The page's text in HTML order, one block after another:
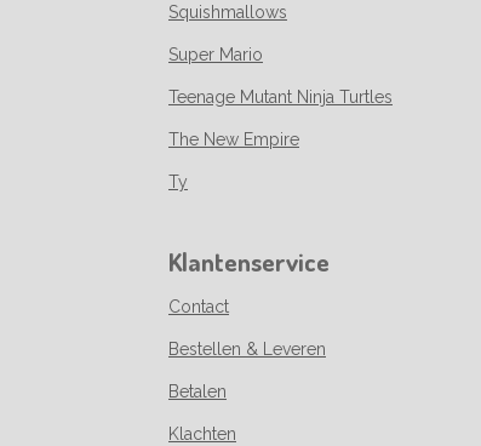
Squishmallows
Super Mario
Teenage Mutant Ninja Turtles
The New Empire
Ty
Klantenservice
Contact
Bestellen & Leveren
Betalen
Klachten